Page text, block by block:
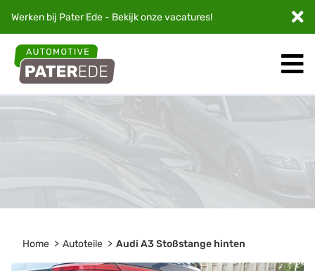
Werken bij Pater Ede - Bekijk onzevacatures!
Home Autoteile Audi A3 Stoßstange hinten